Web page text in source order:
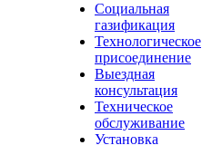
Социальная
газификация
Технологическое
присоединение
Выездная
консультация
Техническое
обслуживание
Установка